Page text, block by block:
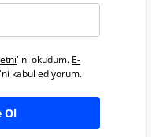
''ni okudum. E-
kabul ediyorum.
Ol